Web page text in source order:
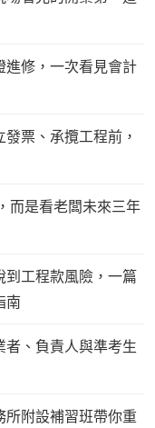
進修，一次看見會計
票、承攬工程前，
而是看老闆未來三年
到工程款風險，一篇
南
、負責人與準考生
附設補習班帶你重